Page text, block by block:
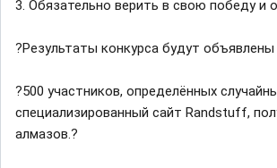
3. Обязательно верить в свою победу и
?Результаты конкурса будут объявлены
?500 участников, определённых
специализированный сайт Randstuff,
алмазов.?